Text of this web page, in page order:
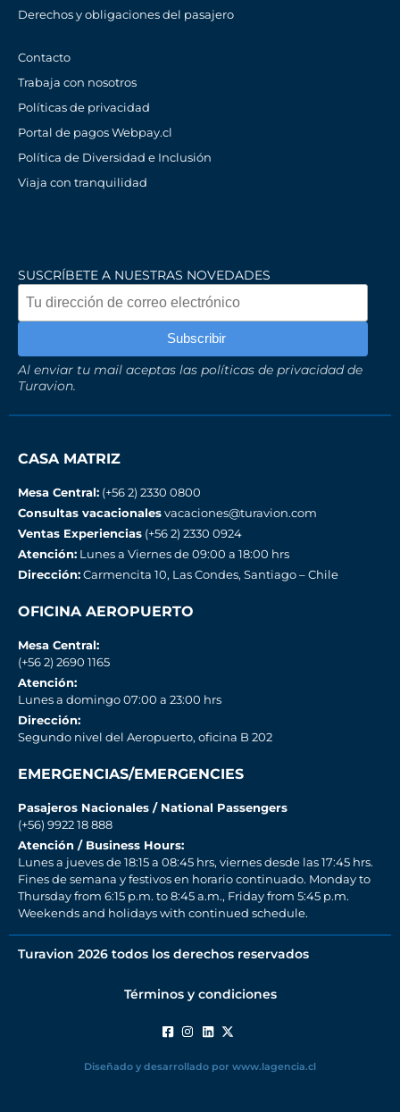
Derechos y obligaciones del pasajero
Contacto
Trabaja con nosotros
Políticas de privacidad
Portal de pagos Webpay.cl
Política de Diversidad e Inclusión
Viaja con tranquilidad
SUSCRÍBETE A NUESTRAS NOVEDADES
Al enviar tu mail aceptas las políticas de privacidad de
Turavion.
CASA MATRIZ
Mesa Central: (+56 2) 2330 0800
Consultas vacacionalesvacaciones@turavion.com
Ventas Experiencias (+56 2) 2330 0924
Atención: Lunes a Viernes de 09:00 a 18:00 hrs
Dirección:Carmencita 10, Las Condes, Santiago – Chile
OFICINA AEROPUERTO
Mesa Central:
(+56 2) 2690 1165
Atención:
Lunes a domingo 07:00 a 23:00 hrs
Dirección:
Segundo nivel del Aeropuerto, oficina B 202
EMERGENCIAS/EMERGENCIES
Pasajeros Nacionales / National Passengers
(+56) 9922 18 888
Atención / Business Hours:
Lunes a jueves de 18:15 a 08:45 hrs, viernes desde las 17:45 hrs.
Fines de semana y festivos en horario continuado. Monday to
Thursday from 6:15 p.m. to 8:45 a.m., Friday from 5:45 p.m.
Weekends and holidays with continued schedule.
Turavion 2026 todos los derechos reservados
Términos y condiciones
Diseñado y desarrollado por www.lagencia.cl